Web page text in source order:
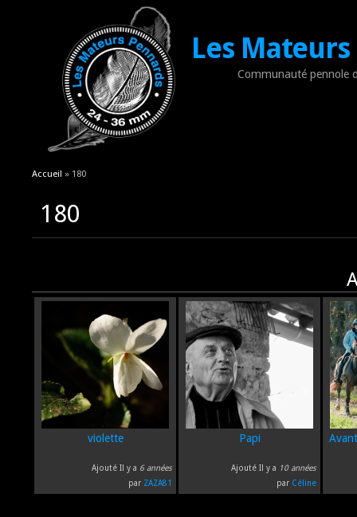
Les
Communauté pennole
Vous êtes ici
Accueil » 180
180
violette
Ajouté Il y a 6 années
par ZAZA81
Papi
Ajouté Il y a 10 années
par Céline